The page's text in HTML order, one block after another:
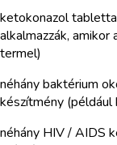
ketokonazol
alkalmazzák,
termel)
néhány baktérium
készítmény (például
néhány HIV / AIDS